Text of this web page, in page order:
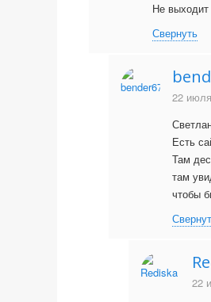
Не выходит
Свернуть
22
Есть
Там
там
чтобы
22